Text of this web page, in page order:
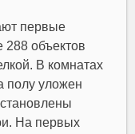
первые
288 объектов
В комнатах
полу уложен
На первых